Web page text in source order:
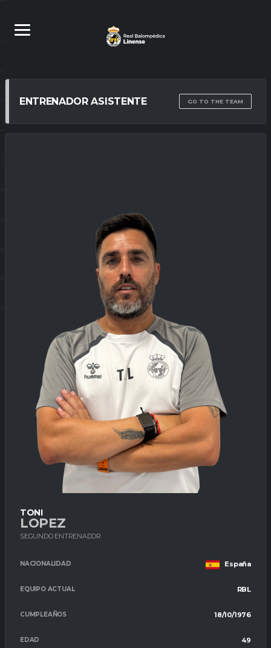
ENTRENADOR ASISTENTE GO TO THE TEAM
TONI
LOPEZ
SEGUNDO ENTRENADOR
NACIONALIDAD España
EQUIPO ACTUAL RBL
CUMPLEAÑOS 18/10/1976
EDAD 49